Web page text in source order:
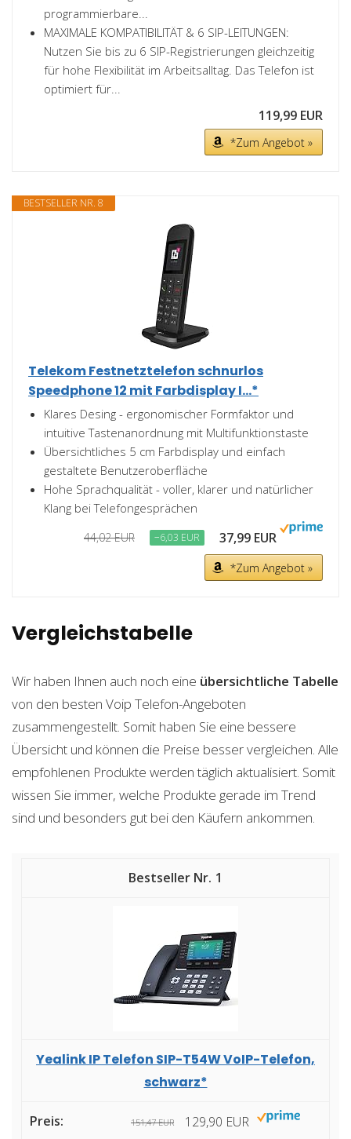
programmierbare...
MAXIMALE KOMPATIBILITÄT & 6 SIP-LEITUNGEN:
Nutzen Sie bis zu 6 SIP-Registrierungen gleichzeitig
für hohe Flexibilität im Arbeitsalltag. Das Telefon ist
optimiert für...
119,99 EUR
*Zum Angebot »
BESTSELLER NR. 8
Telekom Festnetztelefon schnurlos
Speedphone 12 mit Farbdisplay I...*
Klares Desing - ergonomischer Formfaktor und
intuitive Tastenanordnung mit Multifunktionstaste
Übersichtliches 5 cm Farbdisplay und einfach
gestaltete Benutzeroberfläche
Hohe Sprachqualität - voller, klarer und natürlicher
Klang bei Telefongesprächen
44,02 EUR −6,03 EUR 37,99 EUR
*Zum Angebot »
Vergleichstabelle
Wir haben Ihnen auch noch eine übersichtliche Tabelle
von den besten Voip Telefon-Angeboten
zusammengestellt. Somit haben Sie eine bessere
Übersicht und können die Preise besser vergleichen. Alle
empfohlenen Produkte werden täglich aktualisiert. Somit
wissen Sie immer, welche Produkte gerade im Trend
sind und besonders gut bei den Käufern ankommen.
1
Yealink IP Telefon SIP-T54W VoIP-Telefon,
schwarz*
151,47 EUR 129,90 EUR